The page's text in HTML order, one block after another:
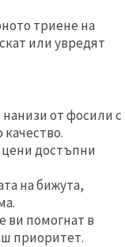
триене на
или увредят
от фосили с
цени достъпни
на бижута,
ви помогнат в
приоритет.